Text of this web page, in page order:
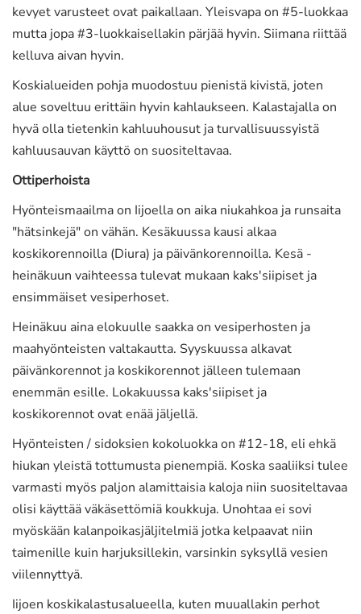
kevyet varusteet ovat paikallaan. Yleisvapa on #5-luokkaa
mutta jopa #3-luokkaisellakin pärjää hyvin. Siimana riittää
kelluva aivan hyvin.
Koskialueiden pohja muodostuu pienistä kivistä, joten
alue soveltuu erittäin hyvin kahlaukseen. Kalastajalla on
hyvä olla tietenkin kahluuhousut ja turvallisuussyistä
kahluusauvan käyttö on suositeltavaa.
Ottiperhoista
Hyönteismaailma on Iijoella on aika niukahkoa ja runsaita
"hätsinkejä" on vähän. Kesäkuussa kausi alkaa
koskikorennoilla (Diura) ja päivänkorennoilla. Kesä -
heinäkuun vaihteessa tulevat mukaan kaks'siipiset ja
ensimmäiset vesiperhoset.
Heinäkuu aina elokuulle saakka on vesiperhosten ja
maahyönteisten valtakautta. Syyskuussa alkavat
päivänkorennot ja koskikorennot jälleen tulemaan
enemmän esille. Lokakuussa kaks'siipiset ja
koskikorennot ovat enää jäljellä.
Hyönteisten / sidoksien kokoluokka on #12-18, eli ehkä
hiukan yleistä tottumusta pienempiä. Koska saaliiksi tulee
varmasti myös paljon alamittaisia kaloja niin suositeltavaa
olisi käyttää väkäsettömiä koukkuja. Unohtaa ei sovi
myöskään kalanpoikasjäljitelmiä jotka kelpaavat niin
taimenille kuin harjuksillekin, varsinkin syksyllä vesien
viilennyttyä.
Iijoen koskikalastusalueella, kuten muuallakin perhot